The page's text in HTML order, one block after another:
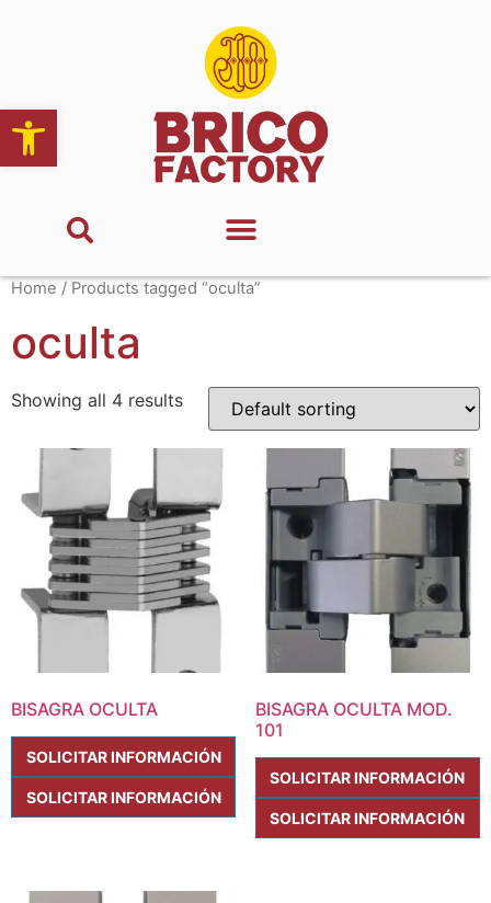
Abrir barra de herramientas
Home / Products tagged “oculta”
oculta
Showing all 4 results
BISAGRA OCULTA
SOLICITAR INFORMACIÓN
SOLICITAR INFORMACIÓN
BISAGRA OCULTA MOD.
101
SOLICITAR INFORMACIÓN
SOLICITAR INFORMACIÓN